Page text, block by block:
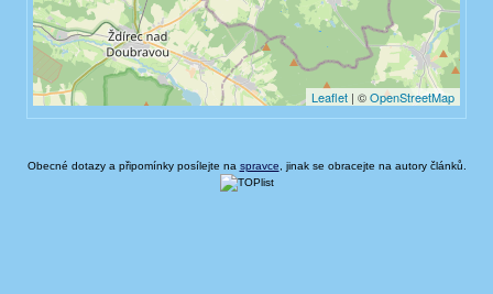
Obecné dotazy a připomínky posílejte na spravce , jinak se obracejte na autory článků.